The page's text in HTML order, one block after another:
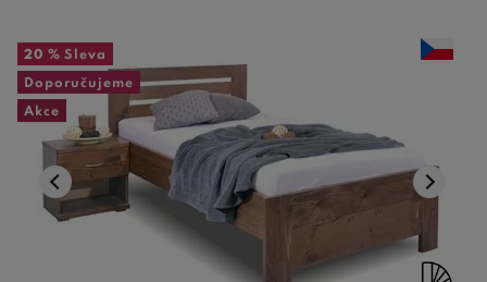
20 % Sleva
Doporučujeme
Akce